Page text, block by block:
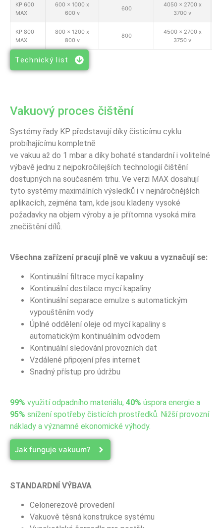
KP 600
MAX
600 x 1000 x
600 v
600
4050 x 2700 x
3700 v
KP 800
MAX
800 x 1200 x
800 v
800
4500 x 2700 x
3750 v
Technický list
Vakuový proces čištění
Systémy řady KP představují díky čisticímu cyklu
probíhajícímu kompletně
ve vakuu až do 1 mbar a díky bohaté standardní i volitelné
výbavě jednu z nejpokročilejších technologií čištění
dostupných na současném trhu. Ve verzi MAX dosahují
tyto systémy maximálních výsledků i v nejnáročnějších
aplikacích, zejména tam, kde jsou kladeny vysoké
požadavky na objem výroby a je přítomna vysoká míra
znečištění dílů.
Všechna zařízení pracují plně ve vakuu a vyznačují se:
Kontinuální filtrace mycí kapaliny
Kontinuální destilace mycí kapaliny
Kontinuální separace emulze s automatickým
vypouštěním vody
Úplné oddělení oleje od mycí kapaliny s
automatickým kontinuálním odvodem
Kontinuální sledování provozních dat
Vzdálené připojení přes internet
Snadný přístup pro údržbu
99% využití odpadního materiálu, 40% úspora energie a
95% snížení spotřeby čisticích prostředků. Nižší provozní
náklady a významné ekonomické výhody.
Jak funguje vakuum?
STANDARDNÍ VÝBAVA
Celonerezové provedení
Vakuově těsná konstrukce systému